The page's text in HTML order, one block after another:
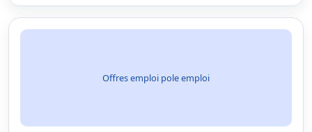
Offres emploi pole emploi